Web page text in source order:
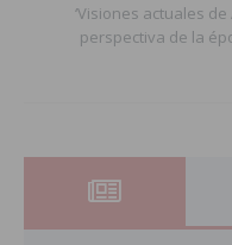
‘Visiones actuales
perspectiva de la